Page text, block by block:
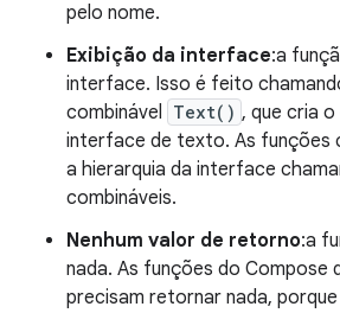
pelo nome.
Exibição da interface:a
interface. Isso é feito
combinável Text() , que cria
interface de texto. As funções
a hierarquia da interface
combináveis.
Nenhum valor de retorno:a
nada. As funções do Compose
precisam retornar nada,